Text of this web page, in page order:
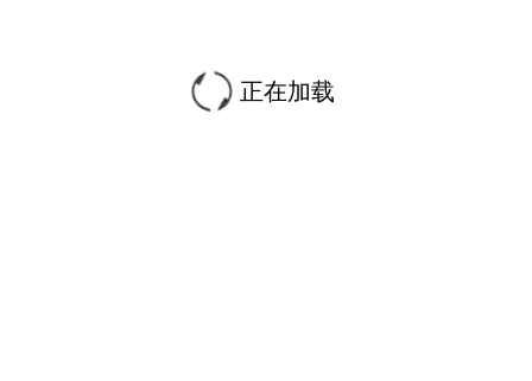
正在加载